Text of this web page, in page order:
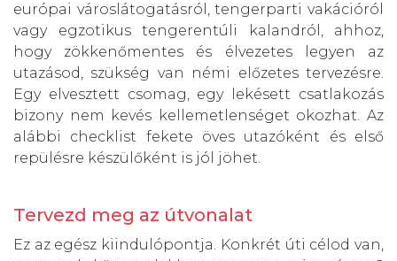
európai városlátogatásról, tengerparti vakációról
vagy egzotikus tengerentúli kalandról, ahhoz,
hogy zökkenőmentes és élvezetes legyen az
utazásod, szükség van némi előzetes tervezésre.
Egy elvesztett csomag, egy lekésett csatlakozás
bizony nem kevés kellemetlenséget okozhat. Az
alábbi checklist fekete öves utazóként és első
repülésre készülőként is jól jöhet.
Tervezd meg az útvonalat
Ez az egész kiindulópontja. Konkrét úti célod van,